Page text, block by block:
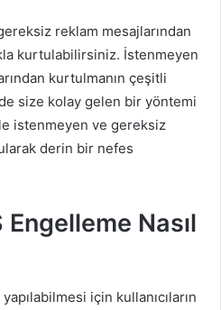
reklam mesajlarından
kurtulabilirsiniz. İstenmeyen
kurtulmanın çeşitli
size kolay gelen bir yöntemi
istenmeyen ve gereksiz
derin bir nefes
Nasıl
için kullanıcıların